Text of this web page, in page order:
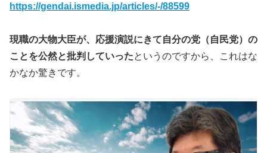
https://gendai.ismedia.jp/articles/-/88599
現職の大物大臣が、応援演説にきて自分の党（自民党）の
ことを公然と批判していったというのですから、これはな
かなか驚きです。